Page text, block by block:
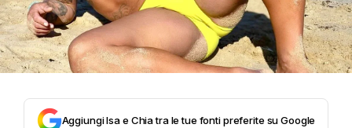
Aggiungi Isa e Chia tra le tue fonti preferite su Google